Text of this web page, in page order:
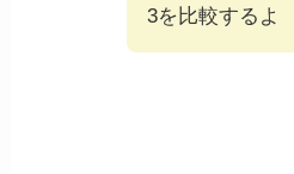
3を比較するよ